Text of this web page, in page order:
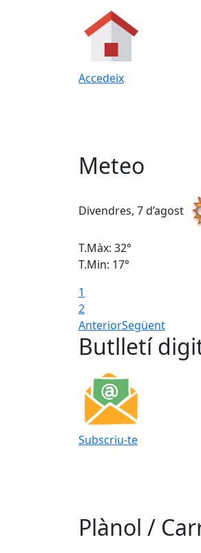
Accedeix
Meteo
Divendres, 7 d’agost
T.Màx: 32°
T.Min: 17°
1
2
AnteriorSegüent
Butlletí
Subscriu-te
Plànol /